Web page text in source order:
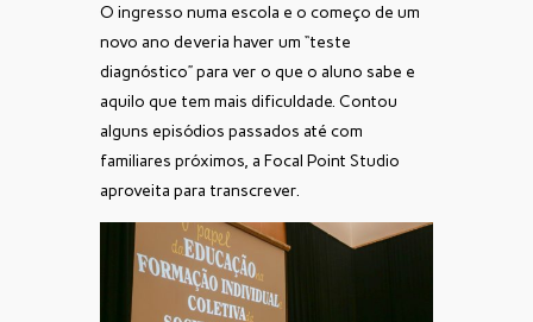
O ingresso numa escola e o começo de um
novo ano deveria haver um “teste
diagnóstico” para ver o que o aluno sabe e
aquilo que tem mais dificuldade. Contou
alguns episódios passados até com
familiares próximos, a Focal Point Studio
aproveita para transcrever.